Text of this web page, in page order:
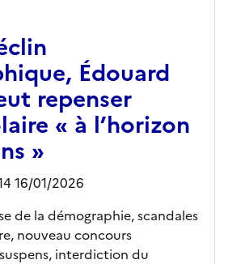
Édouard
repenser
« à l’horizon
»
16/01/2026
de la démographie, scandales
nouveau concours
interdiction du